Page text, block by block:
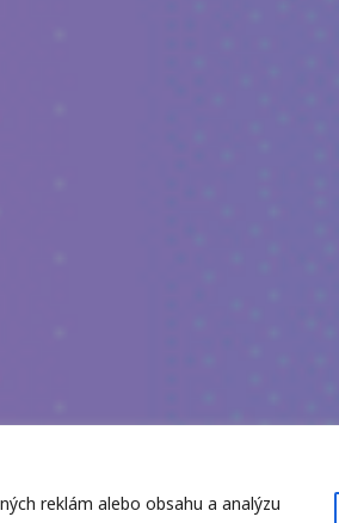
reklám alebo obsahu a analýzu